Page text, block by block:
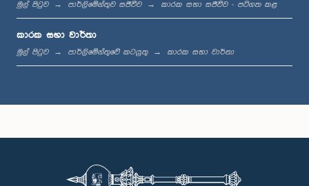
ගරු ආර්.එම්. සමන්ත රණසිංහ මහතා, පා.ම.
මුල් පිටුව පාර්ලිමේන්තුව සජීවීව කාරක සභා සජීවීව - පටිගත කළ
කාරක සභා වාර්තා
මුල් පිටුව පාර්ලිමේන්තුවේ කටයුතු කාරක සභා වාර්තා